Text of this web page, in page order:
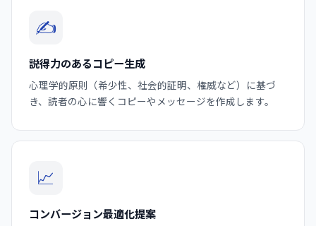
✍️
説得力のあるコピー生成
心理学的原則（希少性、社会的証明、権威など）に基づ
き、読者の心に響くコピーやメッセージを作成します。
📈
コンバージョン最適化提案